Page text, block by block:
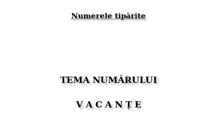
Numerele tipărite
TEMA NUMĂRULUI
V A C A N Ț E